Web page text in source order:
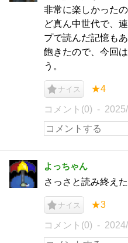
非常に楽しかった
ど真ん中世代で、
プで読んだ記憶も
飽きたので、今回
う。
ナイス ★4
コメント(0)
よっちゃん
さっさと読み終え
ナイス ★3
コメント(0)